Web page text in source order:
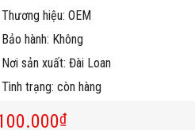
Thương hiệu: OEM
Bảo hành: Không
Nơi sản xuất: Đài Loan
Tình trạng: còn hàng
₫